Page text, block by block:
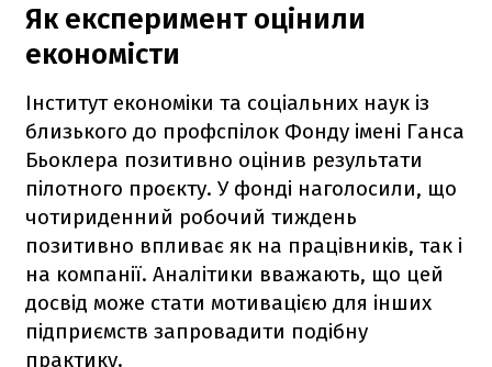
Як експеримент оцінили
економісти
Інститут економіки та соціальних наук із
близького до профспілок Фонду імені Ганса
Бьоклера позитивно оцінив результати
пілотного проєкту. У фонді наголосили, що
чотириденний робочий тиждень
позитивно впливає як на працівників, так і
на компанії. Аналітики вважають, що цей
досвід може стати мотивацією для інших
підприємств запровадити подібну
практику.